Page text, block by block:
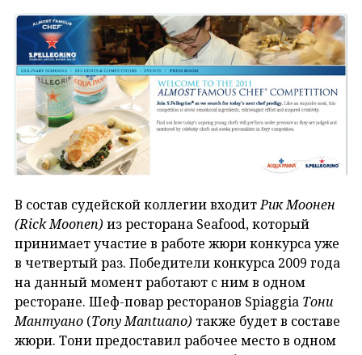
В состав судейской коллегии входитРик Моонен
(Rick Moonen) из ресторана Seafood, который
принимает участие в работе жюри конкурса уже
в четвертый раз. Победители конкурса 2009 года
на данный момент работают с ним в одном
ресторане. Шеф-повар ресторанов Spiaggia Тони
Мантуано (Tony Mantuano) также будет в составе
жюри. Тони предоставил рабочее место в одном